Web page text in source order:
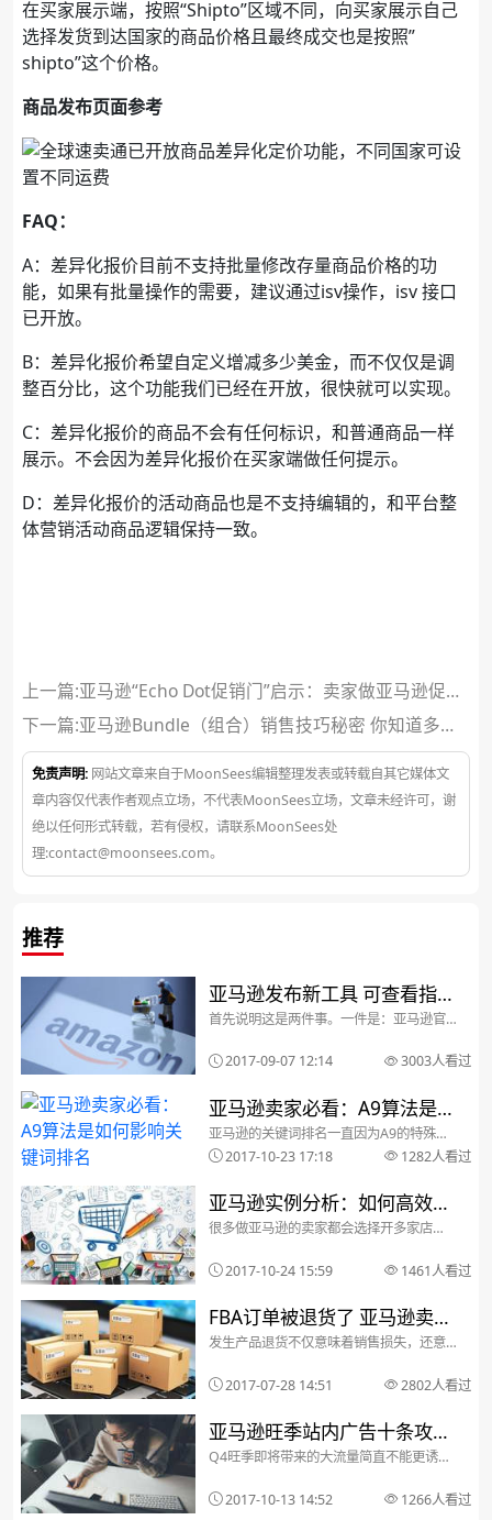
在买家展示端，按照“Shipto”区域不同，向买家展示自己
选择发货到达国家的商品价格且最终成交也是按照”
shipto”这个价格。
商品发布页面参考
FAQ：
A：差异化报价目前不支持批量修改存量商品价格的功
能，如果有批量操作的需要，建议通过isv操作，isv 接口
已开放。
B：差异化报价希望自定义增减多少美金，而不仅仅是调
整百分比，这个功能我们已经在开放，很快就可以实现。
C：差异化报价的商品不会有任何标识，和普通商品一样
展示。不会因为差异化报价在买家端做任何提示。
D：差异化报价的活动商品也是不支持编辑的，和平台整
体营销活动商品逻辑保持一致。
上一篇:亚马逊“Echo Dot促销门”启示：卖家做亚马逊促销
时该注意什么？
下一篇:亚马逊Bundle（组合）销售技巧秘密 你知道多
少？
免责声明: 网站文章来自于MoonSees编辑整理发表或转载自其它媒体文
章内容仅代表作者观点立场，不代表MoonSees立场，文章未经许可，谢
绝以任何形式转载，若有侵权，请联系MoonSees处
理:contact@moonsees.com。
推荐
亚马逊发布新工具 可查看指定
SKU历史销量和价格等信息
首先说明这是两件事。一件是：亚马逊官
史销量和价格等信息……另外一件是：旺季
来袭，这个时刻卖家都在加紧备货，一位
坑爹的事情…...
2017-09-07 12:14 3003人看过
亚马逊卖家必看：A9算法是如
何影响关键词排名
亚马逊的关键词排名一直因为A9的特殊算
法与其他的搜索引擎不同。不管是
Google、Bing还是亚马逊，每个搜索引擎
在搜索引擎以及亚马逊的排名中都占有非
常重要的地位。...
2017-10-23 17:18 1282人看过
亚马逊实例分析：如何高效管
理多个店铺而不被关联？
很多做亚马逊的卖家都会选择开多家店
家店铺，所以，开多家店铺的卖家们难免
会遇到帐号被关联的问题。亚马逊平台通
过匹配关联因素如帐号注...
2017-10-24 15:59 1461人看过
FBA订单被退货了 亚马逊卖家
如何查看买家是否真的退货
发生产品退货不仅意味着销售损失，还意
产品感到了不满意。不过，有些事是注定
无法避免的，所以你需要尽可能明智地处
FBA仓库涉及F...
2017-07-28 14:51 2802人看过
亚马逊旺季站内广告十条攻略
Q4旺季流量飞起来
Q4旺季即将带来的大流量简直不能更诱
售大战?在这个节骨眼儿上，像广告投放这
么大的事，别告诉我你还没搞定。捕捉流
2017-10-13 14:52 1266人看过